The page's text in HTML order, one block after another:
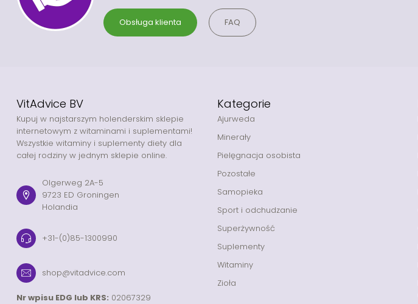
Obsługa klienta FAQ
VitAdvice BV
Kupuj w najstarszym holenderskim sklepie
internetowym z witaminami i suplementami!
Wszystkie witaminy i suplementy diety dla
całej rodziny w jednym sklepie online.
Olgerweg 2A-5
9723 ED Groningen
Holandia
+31-(0)85-1300990
shop@vitadvice.com
Nr wpisu EDG lub KRS: 02067329
Kategorie
Ajurweda
Minerały
Pielęgnacja osobista
Pozostałe
Samopieka
Sport i odchudzanie
Superżywność
Suplementy
Witaminy
Zioła